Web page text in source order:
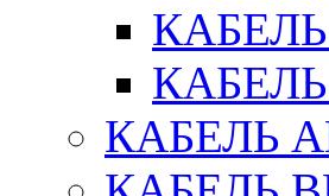
КАБЕЛЬ